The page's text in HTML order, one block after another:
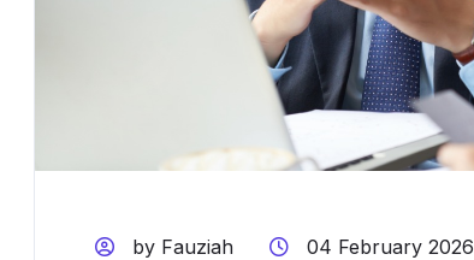
by Fauziah 04 February 2026